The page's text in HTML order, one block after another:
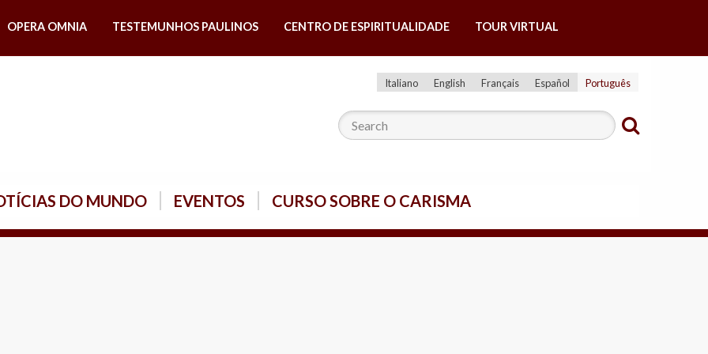
OPERA OMNIA TESTEMUNHOS PAULINOS CENTRO DE ESPIRITUALIDADE TOUR VIRTUAL
Italiano English Français Español Português
DO MUNDO EVENTOS CURSO SOBRE O CARISMA